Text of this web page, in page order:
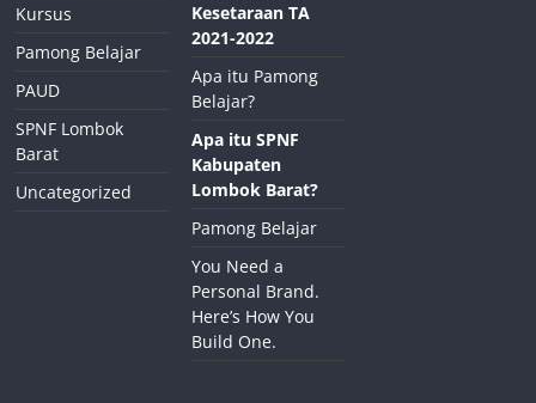
Kursus
Pamong Belajar
PAUD
SPNF Lombok
Barat
Uncategorized
Kesetaraan TA
2021-2022
Apa itu Pamong
Belajar?
Apa itu SPNF
Kabupaten
Lombok Barat?
Pamong Belajar
You Need a
Personal Brand.
Here’s How You
Build One.